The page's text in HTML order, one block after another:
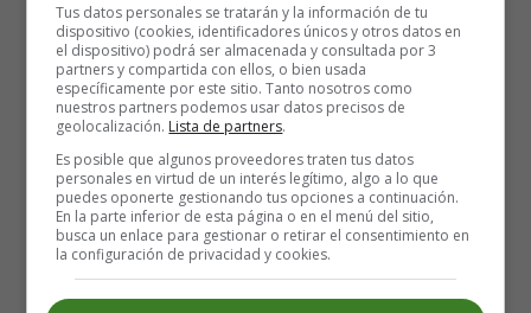
Recursos Educativos en
inglés - Coloring Pages
Easter
Tus datos personales se tratarán y la información de tu
dispositivo (cookies, identificadores únicos y otros datos en
el dispositivo) podrá ser almacenada y consultada por 3
partners y compartida con ellos, o bien usada
específicamente por este sitio. Tanto nosotros como
nuestros partners podemos usar datos precisos de
geolocalización. Lista de partners.
Es posible que algunos proveedores traten tus datos
personales en virtud de un interés legítimo, algo a lo que
puedes oponerte gestionando tus opciones a continuación.
En la parte inferior de esta página o en el menú del sitio,
busca un enlace para gestionar o retirar el consentimiento en
la configuración de privacidad y cookies.